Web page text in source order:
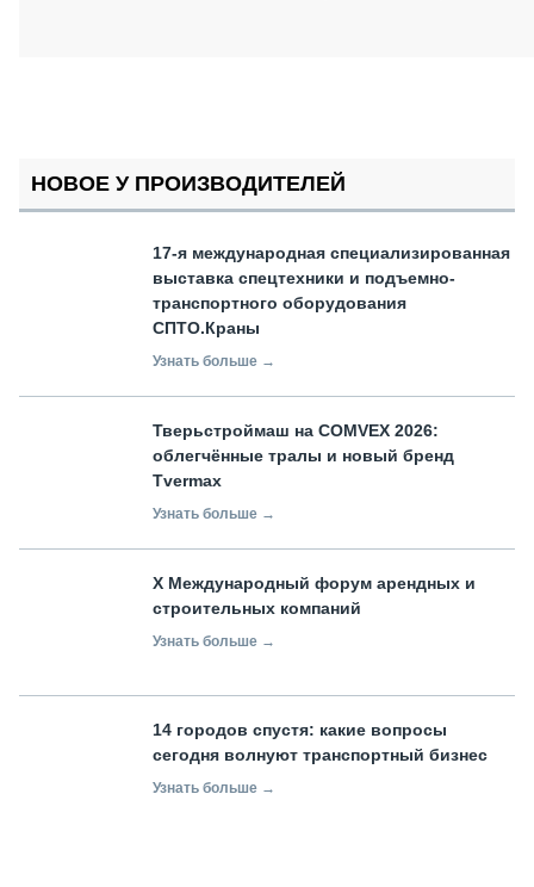
НОВОЕ У ПРОИЗВОДИТЕЛЕЙ
17-я международная специализированная
выставка спецтехники и подъемно-
транспортного оборудования
СПТО.Краны
Узнать больше →
Тверьстроймаш на COMVEX 2026:
облегчённые тралы и новый бренд
Tvermax
Узнать больше →
X Международный форум арендных и
строительных компаний
Узнать больше →
14 городов спустя: какие вопросы
сегодня волнуют транспортный бизнес
Узнать больше →